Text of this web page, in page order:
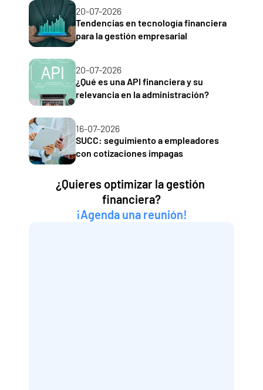
20-07-2026
Tendencias en tecnología financiera
para la gestión empresarial
20-07-2026
¿Qué es una API financiera y su
relevancia en la administración?
16-07-2026
SUCC: seguimiento a empleadores
con cotizaciones impagas
¿Quieres optimizar la gestión
financiera?
¡Agenda una reunión!